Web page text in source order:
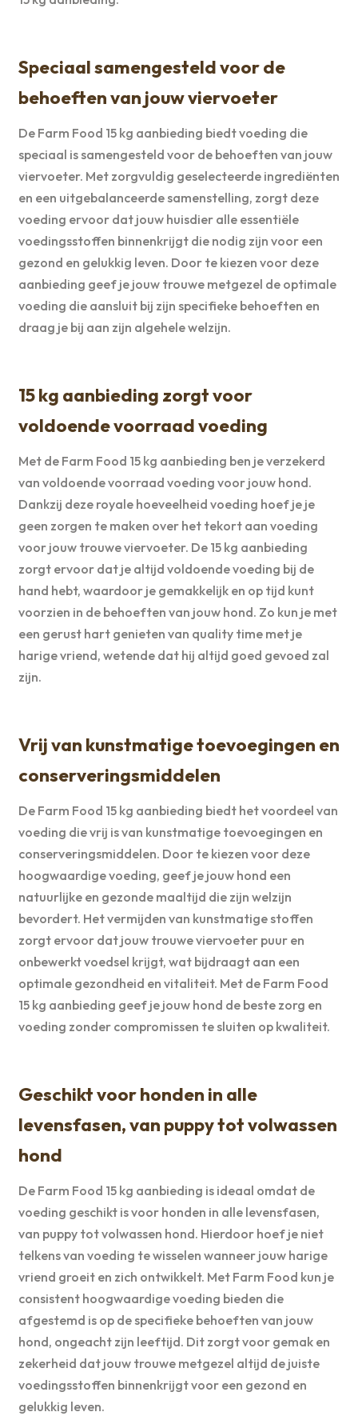
Speciaal samengesteld voor de
behoeften van jouw viervoeter
De Farm Food 15 kg aanbieding biedt voeding die
speciaal is samengesteld voor de behoeften van jouw
viervoeter. Met zorgvuldig geselecteerde ingrediënten
en een uitgebalanceerde samenstelling, zorgt deze
voeding ervoor dat jouw huisdier alle essentiële
voedingsstoffen binnenkrijgt die nodig zijn voor een
gezond en gelukkig leven. Door te kiezen voor deze
aanbieding geef je jouw trouwe metgezel de optimale
voeding die aansluit bij zijn specifieke behoeften en
draag je bij aan zijn algehele welzijn.
15 kg aanbieding zorgt voor
voldoende voorraad voeding
Met de Farm Food 15 kg aanbieding ben je verzekerd
van voldoende voorraad voeding voor jouw hond.
Dankzij deze royale hoeveelheid voeding hoef je je
geen zorgen te maken over het tekort aan voeding
voor jouw trouwe viervoeter. De 15 kg aanbieding
zorgt ervoor dat je altijd voldoende voeding bij de
hand hebt, waardoor je gemakkelijk en op tijd kunt
voorzien in de behoeften van jouw hond. Zo kun je met
een gerust hart genieten van quality time met je
harige vriend, wetende dat hij altijd goed gevoed zal
zijn.
Vrij van kunstmatige toevoegingen en
conserveringsmiddelen
De Farm Food 15 kg aanbieding biedt het voordeel van
voeding die vrij is van kunstmatige toevoegingen en
conserveringsmiddelen. Door te kiezen voor deze
hoogwaardige voeding, geef je jouw hond een
natuurlijke en gezonde maaltijd die zijn welzijn
bevordert. Het vermijden van kunstmatige stoffen
zorgt ervoor dat jouw trouwe viervoeter puur en
onbewerkt voedsel krijgt, wat bijdraagt aan een
optimale gezondheid en vitaliteit. Met de Farm Food
15 kg aanbieding geef je jouw hond de beste zorg en
voeding zonder compromissen te sluiten op kwaliteit.
Geschikt voor honden in alle
levensfasen, van puppy tot volwassen
hond
De Farm Food 15 kg aanbieding is ideaal omdat de
voeding geschikt is voor honden in alle levensfasen,
van puppy tot volwassen hond. Hierdoor hoef je niet
telkens van voeding te wisselen wanneer jouw harige
vriend groeit en zich ontwikkelt. Met Farm Food kun je
consistent hoogwaardige voeding bieden die
afgestemd is op de specifieke behoeften van jouw
hond, ongeacht zijn leeftijd. Dit zorgt voor gemak en
zekerheid dat jouw trouwe metgezel altijd de juiste
voedingsstoffen binnenkrijgt voor een gezond en
gelukkig leven.